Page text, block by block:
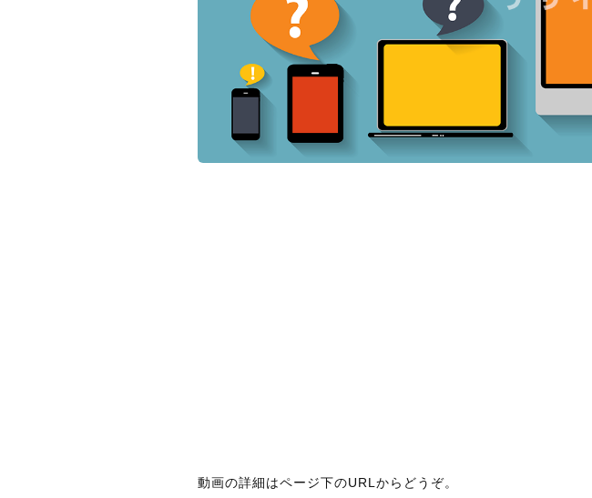
動画の詳細はページ下のURLからどうぞ。